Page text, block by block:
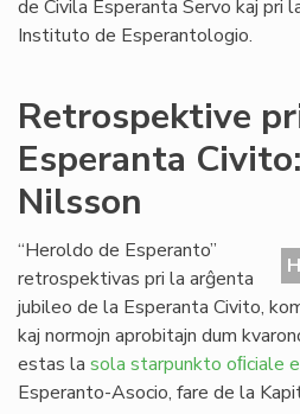
de Civila Esperanta Servo kaj pri
Instituto de Esperantologio.
Retrospektive
Esperanta
Nilsson
“Heroldo de Esperanto”
retrospektivas pri la arĝenta
jubileo de la Esperanta Civito,
kaj normojn aprobitajn dum
estas la sola starpunkto oﬁciale
Esperanto-Asocio, fare de la